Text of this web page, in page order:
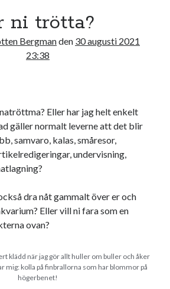
ni trötta?
Bergmanden 30 augusti 2021
23:38
Eller har jag helt enkelt
gäller normalt leverne att det blir
samvaro, kalas, småresor,
undervisning,
dra nåt gammalt över er och
Eller vill ni fara som en
ovan?
klädd när jag gör allt huller om buller och åker
mig: kolla på finbrallorna som har blommor på
högerbenet!